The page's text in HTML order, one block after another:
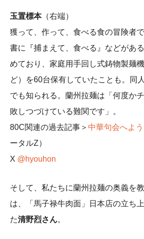
玉置標本（右端）
獲って、作って、食べる食の冒険者
書に『捕まえて、食べる』などがあ
めており、家庭用手回し式鋳物製麺
ど）を60台保有していたことも。同
でも知られる。蘭州拉麺は「何度か
敗しつづけている難関です」。
80C関連の過去記事＞ 中華句会へよ
ータルZ）
X @hyouhon
そして、私たちに蘭州拉麺の奥義を
は、
「馬子禄牛肉面」日本店の立ち
た清野烈さん。